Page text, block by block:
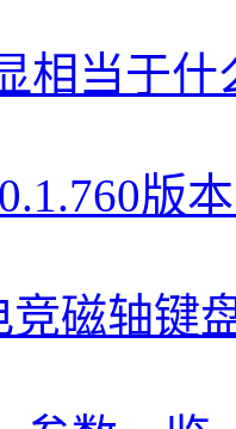
相当于什
版
竞磁轴键